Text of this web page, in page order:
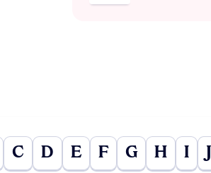
C D E F G H I J